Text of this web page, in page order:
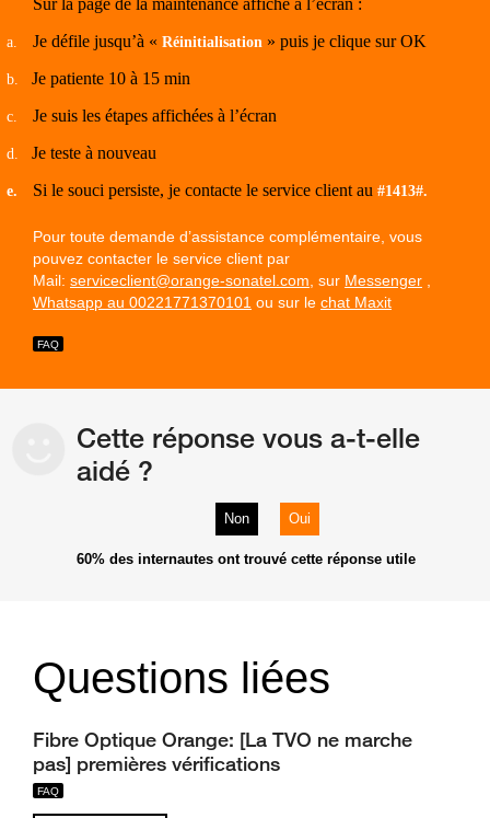
Sur la page de la maintenance affiché à l’écran :
a. Je défile jusqu’à « Réinitialisation » puis je clique sur OK
b. Je patiente 10 à 15 min
c. Je suis les étapes affichées à l’écran
d. Je teste à nouveau
e. Si le souci persiste, je contacte le service client au #1413#.
Pour toute demande d’assistance complémentaire, vous
pouvez contacter le service client par
Mail: serviceclient@orange-sonatel.com , sur Messenger
Whatsapp au 00221771370101 ou sur le chat Maxit
Cette réponse vous a-t-elle
aidé ?
Non Oui
60% des internautes ont trouvé cette réponse utile
Questions liées
Fibre Optique Orange: [La TVO ne marche
pas] premières vérifications